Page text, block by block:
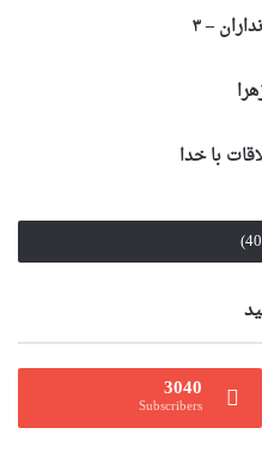
– ۳
با خدا
3040
Subscribers